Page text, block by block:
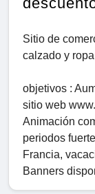
Sitio de
calzado y
objetivos :
sitio web
Animación
periodos
Francia,
Banners